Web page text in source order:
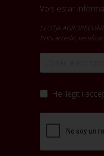
Vols estar
LLOTJA
Pots accedir,
He llegit i